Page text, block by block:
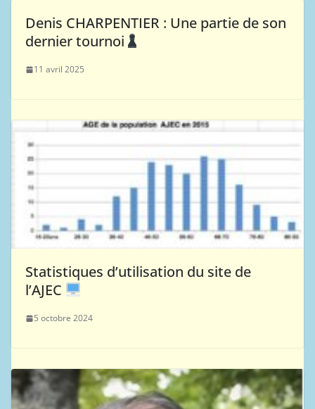
Denis CHARPENTIER : Une partie de son
dernier tournoi
11 avril 2025
Statistiques d’utilisation du site de
l’AJEC
5 octobre 2024